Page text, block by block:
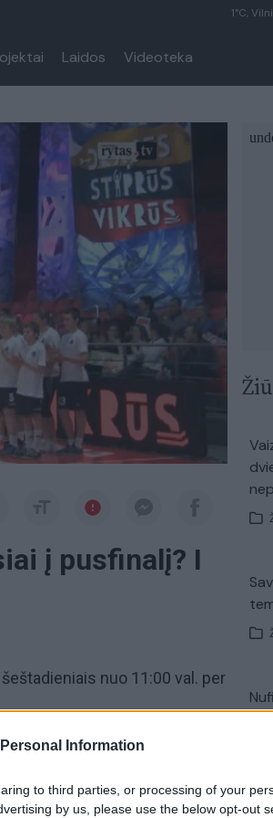
Information
to third parties, or processing of your
by us, please use the below opt-out
1°C,
Laidos Videoteka
į pusfinalį? I
nuo 11:00 val. per
Drąsūs Stiprūs Vikrūs
V.